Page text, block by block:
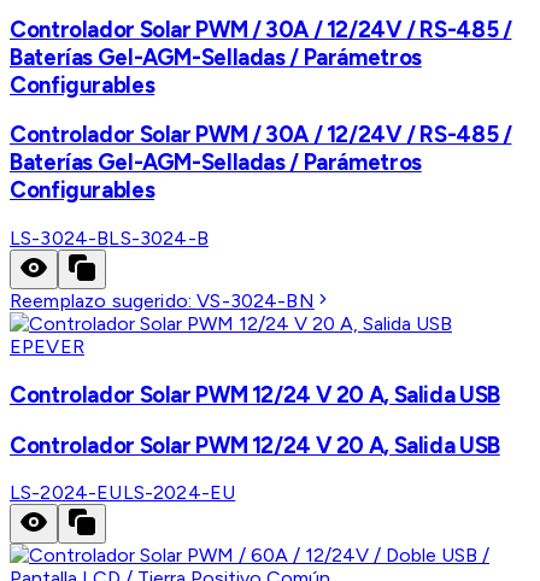
Controlador Solar PWM / 30A / 12/24V / RS-485 /
Baterías Gel-AGM-Selladas / Parámetros
Configurables
Controlador Solar PWM / 30A / 12/24V / RS-485 /
Baterías Gel-AGM-Selladas / Parámetros
Configurables
LS-3024-BLS-3024-B
Reemplazo sugerido:VS-3024-BN
EPEVER
Controlador Solar PWM 12/24 V 20 A, Salida USB
Controlador Solar PWM 12/24 V 20 A, Salida USB
LS-2024-EULS-2024-EU